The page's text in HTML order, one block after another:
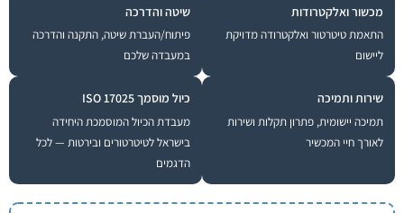
מכשור ואלקטרודות
התאמת טיטרטור ואלקטרודה מדויקת
ליישום
שיטה והדרכה
פיתוח/העברת שיטה, התקנה והדרכה
במעבדה שלכם
שירות ותמיכה
תמיכה יישומית, פתרון תקלות ושירות
לאורך חיי המכשיר
כיול מוסמך ISO 17025
מעבדת הכיול המוסמכת היחידה
בישראל לטיטרטורים ובירטות — לכל
הדגמים